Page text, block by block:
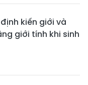
kiến giới và
giới tính khi sinh